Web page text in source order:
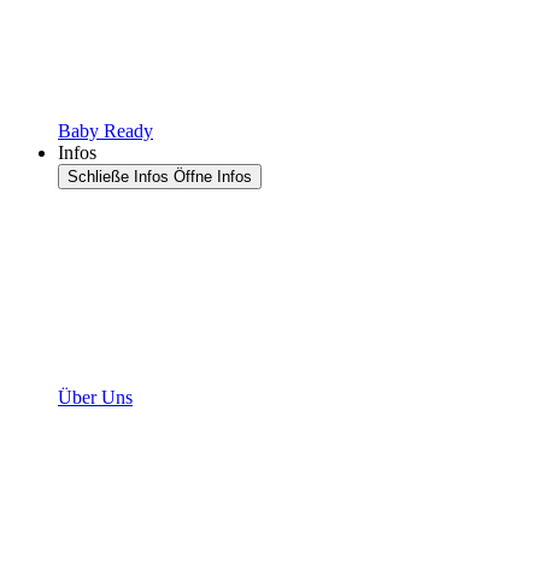
Baby Ready
Infos
Schließe Infos Öffne Infos
Über Uns